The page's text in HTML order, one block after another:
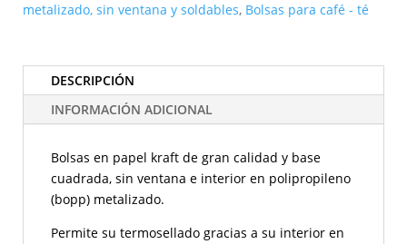
ventana
metalizado.
Sellables
cantidad
metalizado, sin ventana y soldables, Bolsas para café - té
DESCRIPCIÓN
INFORMACIÓN ADICIONAL
Bolsas en papel kraft de gran calidad y base
cuadrada, sin ventana e interior en polipropileno
(bopp) metalizado.
Permite su termosellado gracias a su interior en